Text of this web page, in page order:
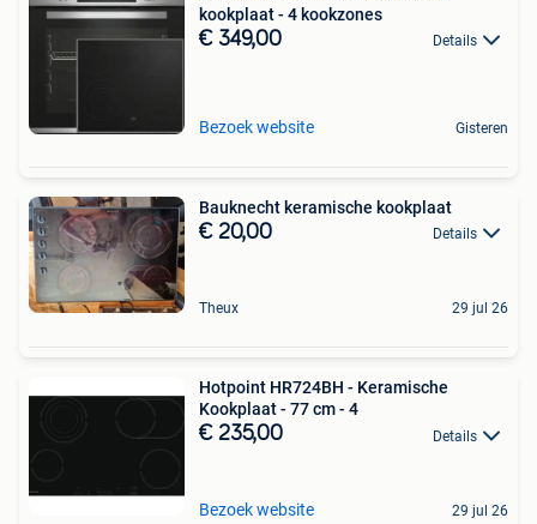
kookplaat - 4 kookzones
€ 349,00 Details
Bezoek website Gisteren
Bauknecht keramische kookplaat
€ 20,00 Details
Theux 29 jul 26
Hotpoint HR724BH - Keramische
Kookplaat - 77 cm - 4
€ 235,00 Details
Bezoek website 29 jul 26